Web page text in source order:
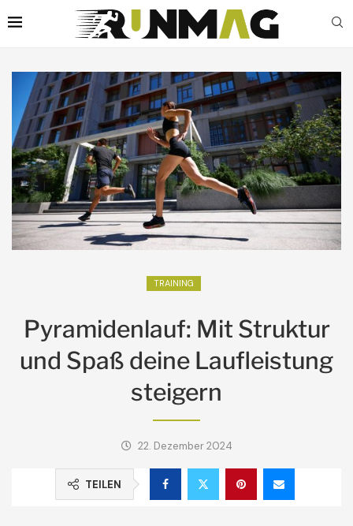
TRAINING
Pyramidenlauf: Mit Struktur
und Spaß deine Laufleistung
steigern
22. Dezember 2024
TEILEN